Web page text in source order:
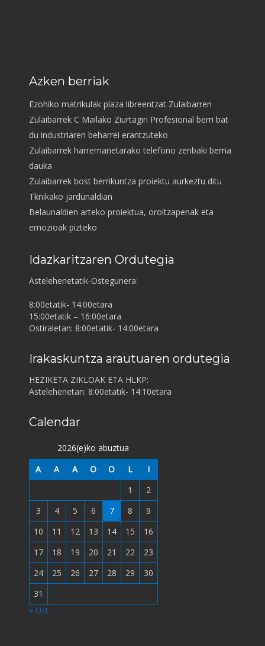
Azken berriak
Ezohiko matrikulak plaza libreentzat Zulaibarren
Zulaibarrek C Mailako Ziurtagiri Profesional berri bat
du industriaren beharrei erantzuteko
Zulaibarrek harremanetarako telefono zenbaki berria
dauka
Zulaibarrek bost berrikuntza proiektu aurkeztu ditu
Tknikako jardunaldian
Belaunaldien arteko proiektua, oroitzapenak eta
emozioak pizteko
Idazkaritzaren Ordutegia
Astelehenetatik-Ostegunera:
8:00etatik- 14:00etara
15:00etatik – 16:00etara
Ostiraletan: 8:00etatik- 14:00etara
Irakaskuntza arautuaren ordutegia
HEZIKETA ZIKLOAK ETA HLKP:
Astelehenetan: 8:00etatik- 14:10etara
Calendar
2026(e)ko abuztua
A
A A O O L
I
1
2
3
4 5 6 7 8
9
10
11 12 13 14 15
16
17
18 19 20 21 22
23
24
25 26 27 28 29
30
31
« Uzt